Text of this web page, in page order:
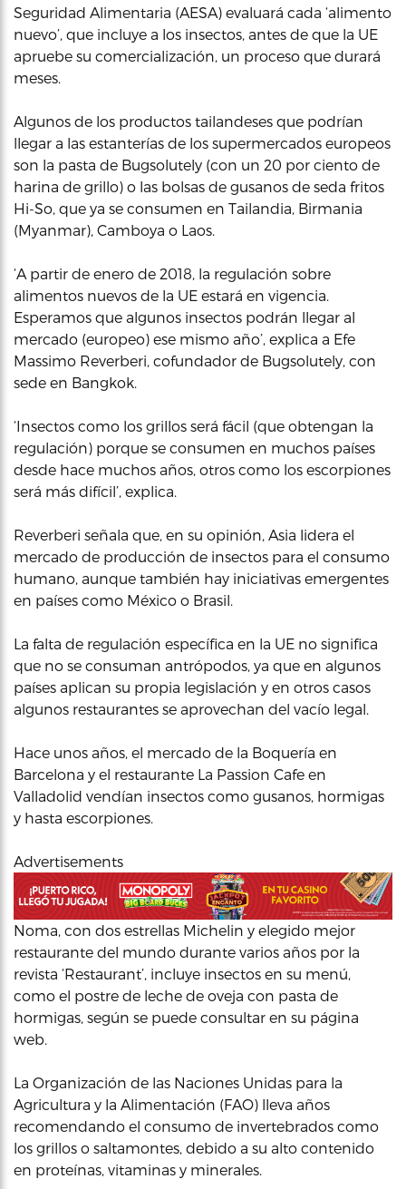
Seguridad Alimentaria (AESA) evaluará cada ‘alimento
nuevo’, que incluye a los insectos, antes de que la UE
apruebe su comercialización, un proceso que durará
meses.
Algunos de los productos tailandeses que podrían
llegar a las estanterías de los supermercados europeos
son la pasta de Bugsolutely (con un 20 por ciento de
harina de grillo) o las bolsas de gusanos de seda fritos
Hi-So, que ya se consumen en Tailandia, Birmania
(Myanmar), Camboya o Laos.
‘A partir de enero de 2018, la regulación sobre
alimentos nuevos de la UE estará en vigencia.
Esperamos que algunos insectos podrán llegar al
mercado (europeo) ese mismo año’, explica a Efe
Massimo Reverberi, cofundador de Bugsolutely, con
sede en Bangkok.
‘Insectos como los grillos será fácil (que obtengan la
regulación) porque se consumen en muchos países
desde hace muchos años, otros como los escorpiones
será más difícil’, explica.
Reverberi señala que, en su opinión, Asia lidera el
mercado de producción de insectos para el consumo
humano, aunque también hay iniciativas emergentes
en países como México o Brasil.
La falta de regulación específica en la UE no significa
que no se consuman antrópodos, ya que en algunos
países aplican su propia legislación y en otros casos
algunos restaurantes se aprovechan del vacío legal.
Hace unos años, el mercado de la Boquería en
Barcelona y el restaurante La Passion Cafe en
Valladolid vendían insectos como gusanos, hormigas
y hasta escorpiones.
Advertisements
Noma, con dos estrellas Michelin y elegido mejor
restaurante del mundo durante varios años por la
revista ‘Restaurant’, incluye insectos en su menú,
como el postre de leche de oveja con pasta de
hormigas, según se puede consultar en su página
web.
La Organización de las Naciones Unidas para la
Agricultura y la Alimentación (FAO) lleva años
recomendando el consumo de invertebrados como
los grillos o saltamontes, debido a su alto contenido
en proteínas, vitaminas y minerales.